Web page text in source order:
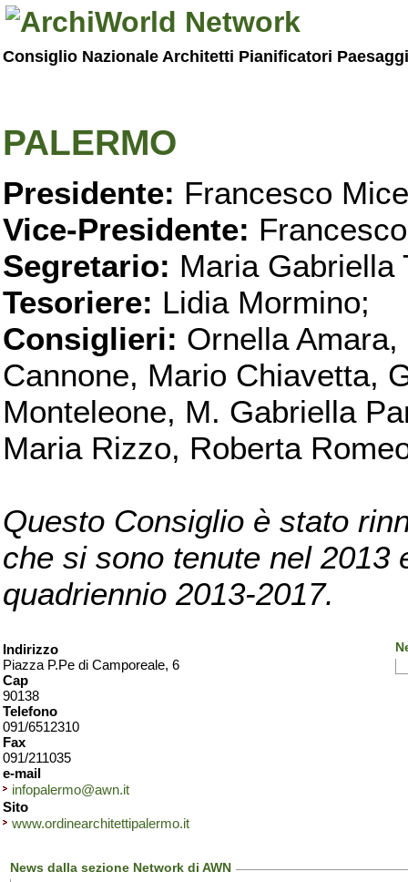
Consiglio Nazionale Architetti Pianificatori
PALERMO
Presidente: Francesco
Vice-Presidente:
Segretario: Maria Gabriella
Tesoriere: Lidia Mormino;
Consiglieri: Ornella
Cannone, Mario Chiavetta,
Monteleone, M. Gabriella
Maria Rizzo, Roberta
Questo Consiglio è stato
che si sono tenute nel 2013
quadriennio 2013-2017.
Indirizzo
Piazza P.Pe di Camporeale, 6
Cap
90138
Telefono
091/6512310
Fax
091/211035
e-mail
infopalermo@awn.it
Sito
www.ordinearchitettipalermo.it
News dalla sezione Network di AWN